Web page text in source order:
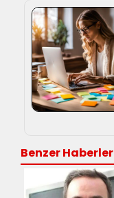
Benzer Haberler